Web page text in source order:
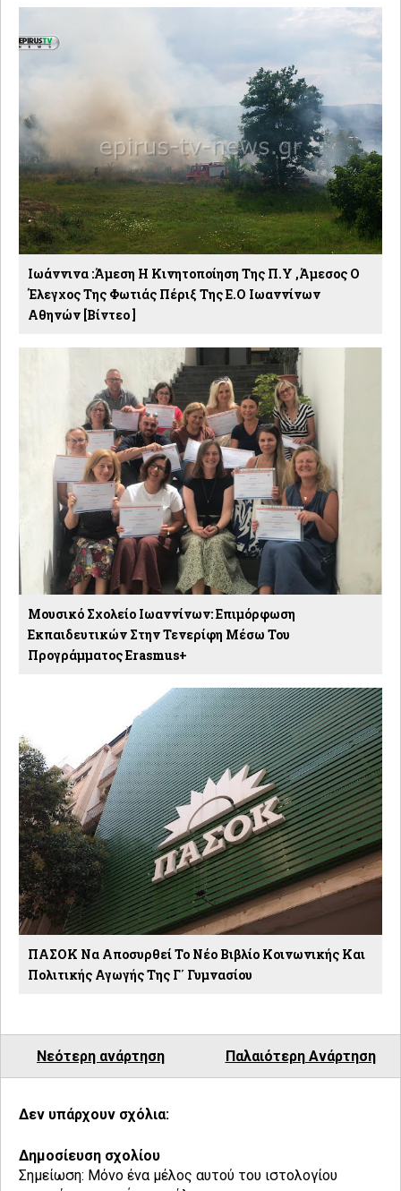
Ιωάννινα :Άμεση Η Κινητοποίηση Της Π.Υ ,άμεσος Ο
Έλεγχος Της Φωτιάς Πέριξ Της Ε.Ο Ιωαννίνων
Αθηνών [βίντεο ]
Μουσικό Σχολείο Ιωαννίνων: Επιμόρφωση
Εκπαιδευτικών Στην Τενερίφη Μέσω Του
Προγράμματος Erasmus+
ΠΑΣΟΚ Να Αποσυρθεί Το Νέο Βιβλίο Κοινωνικής Και
Πολιτικής Αγωγής Της Γ΄ Γυμνασίου
Νεότερη ανάρτηση Παλαιότερη Ανάρτηση
Δεν υπάρχουν σχόλια:
Δημοσίευση σχολίου
Σημείωση: Μόνο ένα μέλος αυτού του ιστολογίου